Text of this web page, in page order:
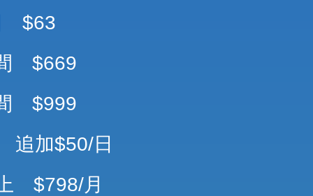
$63
$669
$999
追加$50/日
$798/月